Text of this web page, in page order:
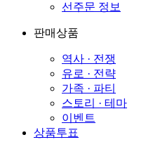
선주문 정보
판매상품
역사 · 전쟁
유로 · 전략
가족 · 파티
스토리 · 테마
이벤트
상품투표